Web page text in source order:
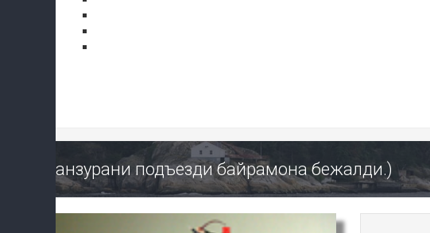
Манзурани подъезди байрамона бежалди.)